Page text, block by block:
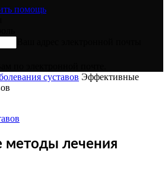
помощь
суставов Эффективные
лечения